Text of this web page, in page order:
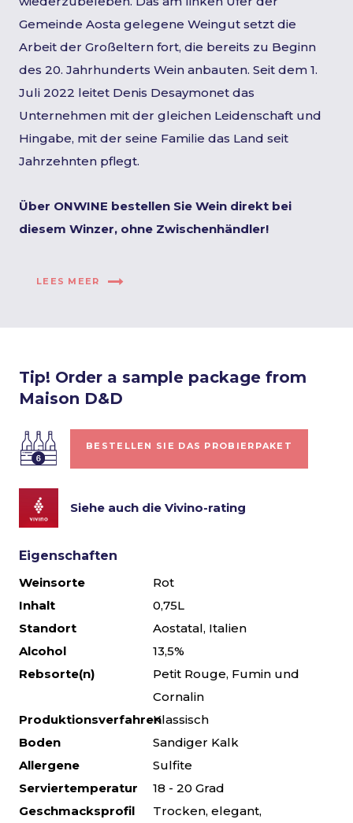
Gemeinde Aosta gelegene Weingut setzt die
Arbeit der Großeltern fort, die bereits zu Beginn
des 20. Jahrhunderts Wein anbauten. Seit dem 1.
Juli 2022 leitet Denis Desaymonet das
Unternehmen mit der gleichen Leidenschaft und
Hingabe, mit der seine Familie das Land seit
Jahrzehnten pflegt.
Über ONWINE bestellen Sie Wein direkt bei
diesem Winzer, ohne Zwischenhändler!
LEES MEER
Tip! Order a sample package from
Maison D&D
BESTELLEN SIE DAS PROBIERPAKET
Siehe auch die Vivino-rating
Eigenschaften
Weinsorte
Rot
Inhalt
0,75L
Standort
Aostatal, Italien
Alcohol
13,5%
Rebsorte(n)
Petit Rouge, Fumin und
Cornalin
ProduktionsverfahrenKlassisch
Boden
Sandiger Kalk
Allergene
Sulfite
Serviertemperatur
18 - 20 Grad
Geschmacksprofil
Trocken, elegant,